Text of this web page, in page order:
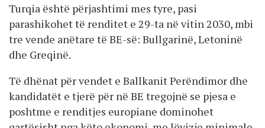
Turqia është përjashtimi mes tyre, pasi
parashikohet të renditet e 29-ta në vitin 2030, mbi
tre vende anëtare të BE-së: Bullgarinë, Letoninë
dhe Greqinë.
Të dhënat për vendet e Ballkanit Perëndimor dhe
kandidatët e tjerë për në BE tregojnë se pjesa e
poshtme e renditjes europiane dominohet